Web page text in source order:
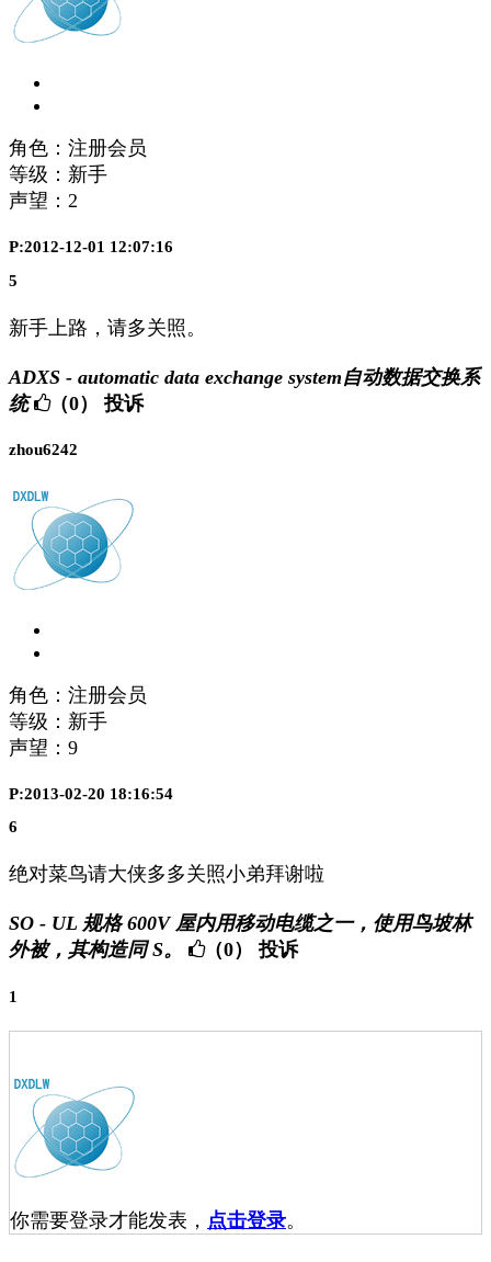
角色：注册会员
等级：新手
声望： 2
P:2012-12-01 12:07:16
5
新手上路，请多关照。
ADXS - automatic data exchange system自动数据交换系
统
（0） 投诉
zhou6242
角色：注册会员
等级：新手
声望： 9
P:2013-02-20 18:16:54
6
绝对菜鸟请大侠多多关照小弟拜谢啦
SO - UL 规格 600V 屋内用移动电缆之一，使用鸟坡林
外被，其构造同 S。
（0） 投诉
1
你需要登录才能发表， 点击登录。